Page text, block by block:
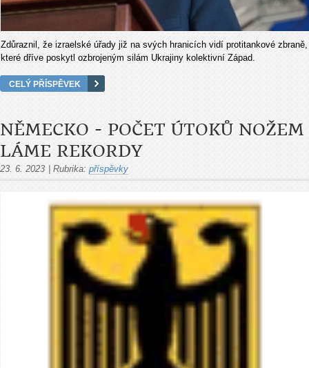
Zdůraznil, že izraelské úřady již na svých hranicích vidí protitankové zbraně,
které dříve poskytl ozbrojeným silám Ukrajiny kolektivní Západ.
CELÝ PŘÍSPĚVEK
NĚMECKO - POČET ÚTOKŮ NOŽEM
LÁME REKORDY
23. 6. 2023 Rubrika: příspěvky